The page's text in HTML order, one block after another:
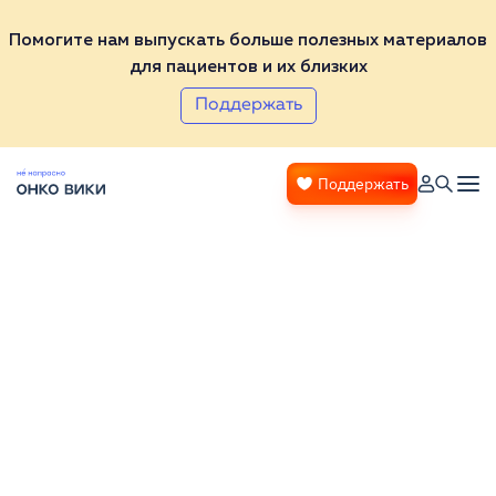
Помогите нам выпускать больше полезных материалов
для пациентов и их близких
Поддержать
Поддержать